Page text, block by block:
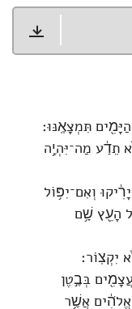
תִּמְצָאֶֽנּוּ׃
תֵדַ֔ע מַה־יִּהְיֶ֥ה
וְאִם־יִפּ֥וֹל
הָעֵ֖ץ שָׁ֥ם
יִקְצֽוֹר׃
בְּבֶ֣טֶן
אֲשֶׁ֥ר